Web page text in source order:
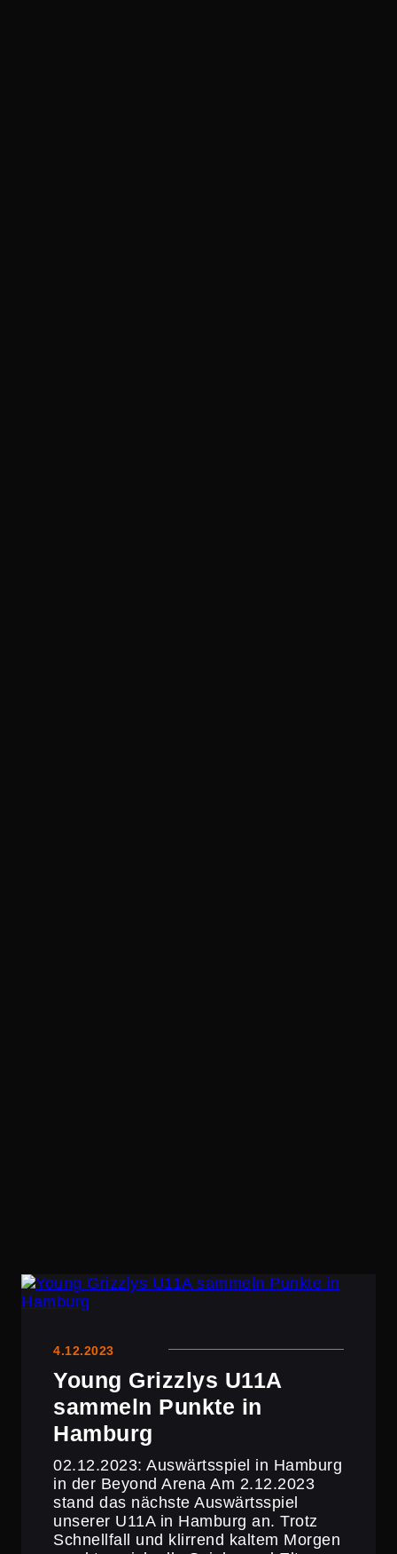
4.12.2023
Young Grizzlys U11A
sammeln Punkte in
Hamburg
02.12.2023: Auswärts­spiel in Hamburg
in der Beyond Arena Am 2.12.2023
stand das nächste Auswärts­spiel
unserer U11A in Hamburg an. Trotz
Schnell­fall und klirrend kaltem Morgen